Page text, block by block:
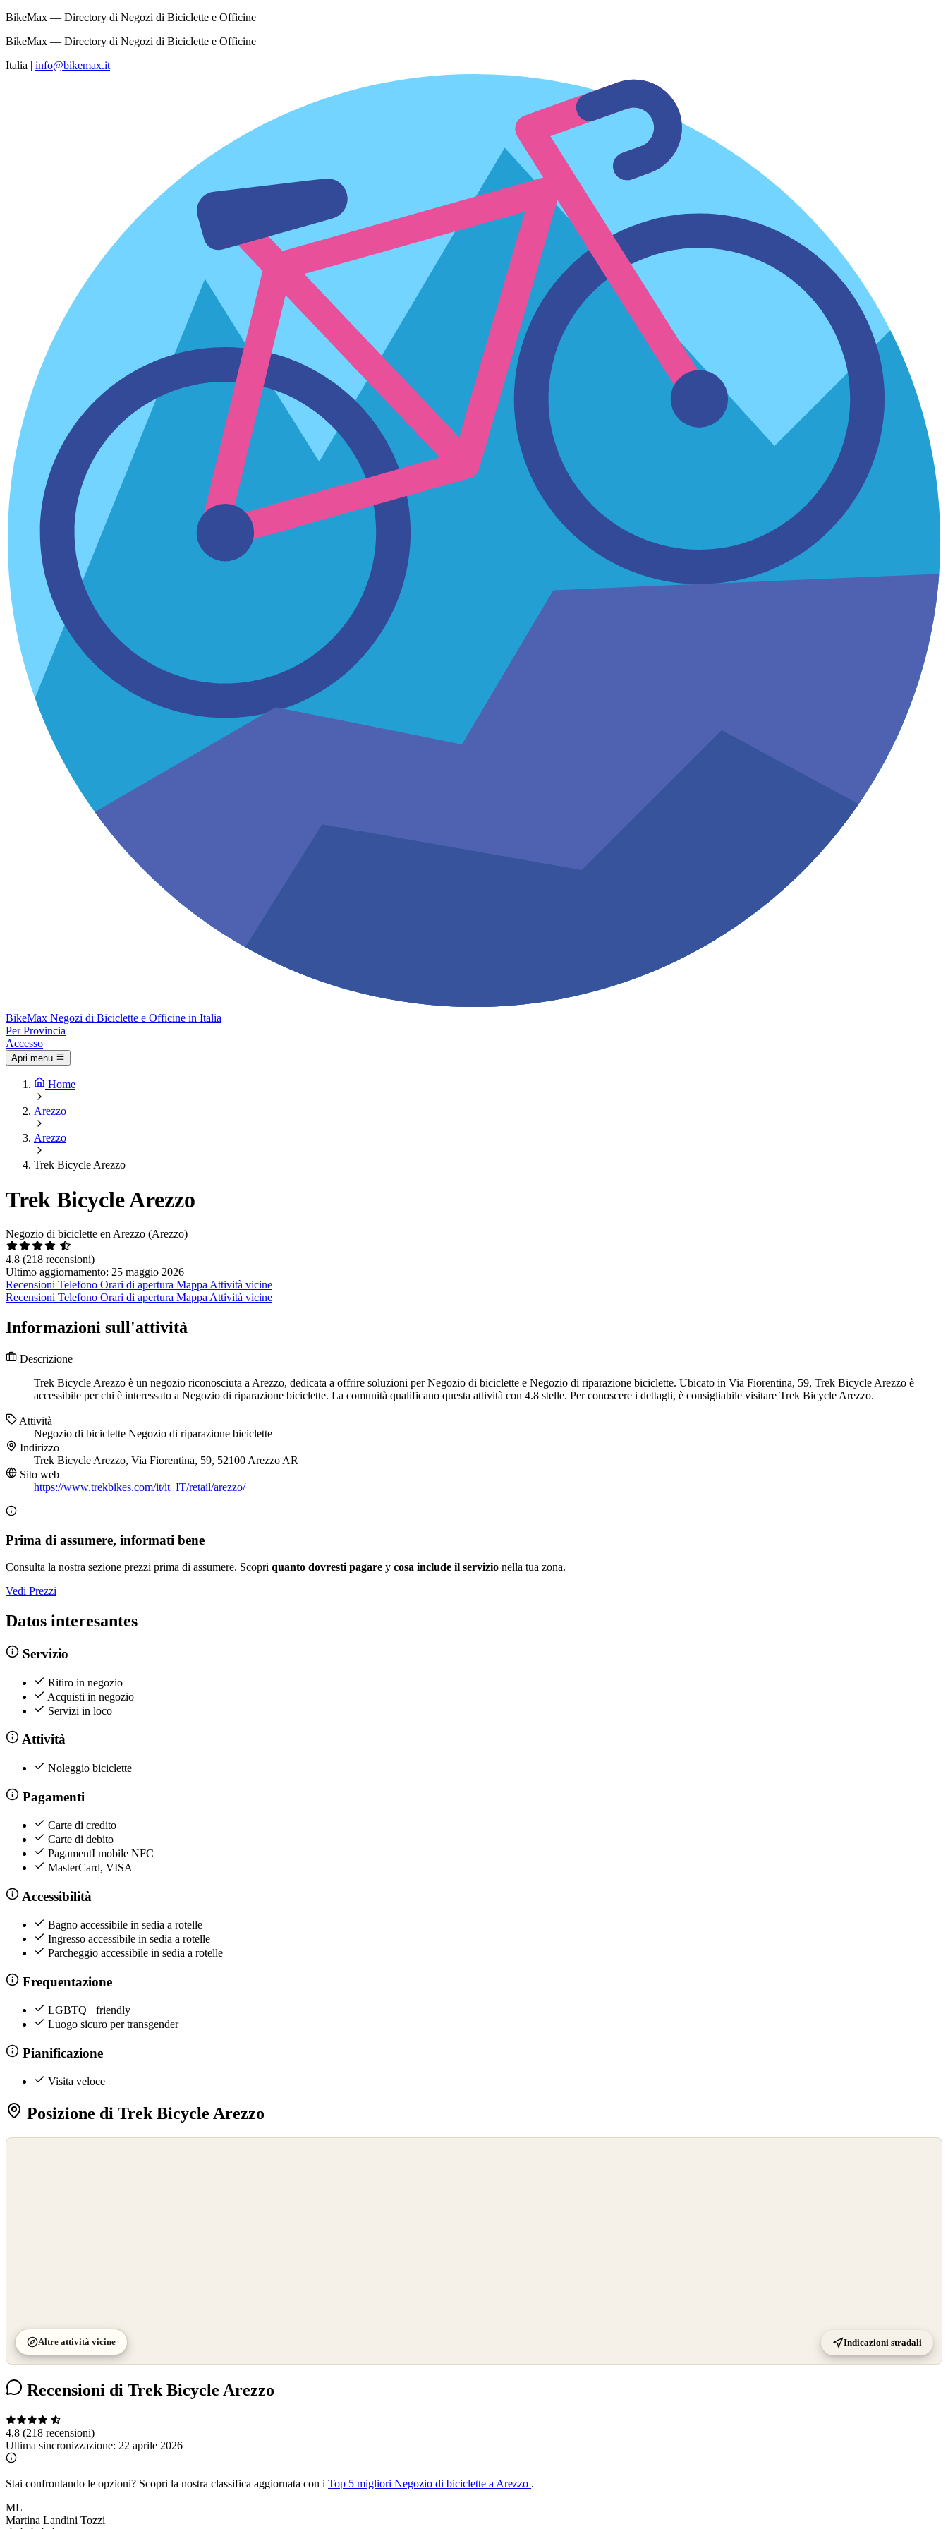
BikeMax — Directory di Negozi di Biciclette e Officine
BikeMax — Directory di Negozi di Biciclette e Officine
Italia | info@bikemax.it
BikeMax Negozi di Biciclette e Officine in Italia
Per Provincia
Accesso
Apri menu
Home
Arezzo
Arezzo
Trek Bicycle Arezzo
Trek Bicycle Arezzo
Negozio di biciclette en Arezzo (Arezzo)
4.8 (218 recensioni)
Ultimo aggiornamento: 25 maggio 2026
Recensioni Telefono Orari di apertura Mappa Attività vicine
Recensioni Telefono Orari di apertura Mappa Attività vicine
Informazioni sull'attività
Descrizione
Trek Bicycle Arezzo è un negozio riconosciuta a Arezzo, dedicata a offrire soluzioni per Negozio di biciclette e Negozio di riparazione biciclette. Ubicato in Via Fiorentina, 59, Trek Bicycle Arezzo è
accessibile per chi è interessato a Negozio di riparazione biciclette. La comunità qualificano questa attività con 4.8 stelle. Per conoscere i dettagli, è consigliabile visitare Trek Bicycle Arezzo.
Attività
Negozio di biciclette Negozio di riparazione biciclette
Indirizzo
Trek Bicycle Arezzo, Via Fiorentina, 59, 52100 Arezzo AR
Sito web
https://www.trekbikes.com/it/it_IT/retail/arezzo/
Prima di assumere, informati bene
Consulta la nostra sezione prezzi prima di assumere. Scopri quanto dovresti pagare y cosa include il servizio nella tua zona.
Vedi Prezzi
Datos interesantes
Servizio
Ritiro in negozio
Acquisti in negozio
Servizi in loco
Attività
Noleggio biciclette
Pagamenti
Carte di credito
Carte di debito
PagamentI mobile NFC
MasterCard, VISA
Accessibilità
Bagno accessibile in sedia a rotelle
Ingresso accessibile in sedia a rotelle
Parcheggio accessibile in sedia a rotelle
Frequentazione
LGBTQ+ friendly
Luogo sicuro per transgender
Pianificazione
Visita veloce
Posizione di Trek Bicycle Arezzo
Altre attività vicine Indicazioni stradali
Recensioni di Trek Bicycle Arezzo
4.8 (218 recensioni)
Ultima sincronizzazione: 22 aprile 2026
Stai confrontando le opzioni? Scopri la nostra classifica aggiornata con i Top 5 migliori Negozio di biciclette a Arezzo .
ML
Martina Landini Tozzi